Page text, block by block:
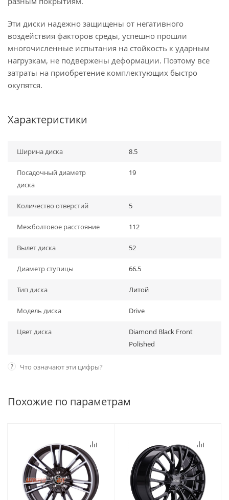
Эти диски надежно защищены от негативного
воздействия факторов среды, успешно прошли
многочисленные испытания на стойкость к ударным
нагрузкам, не подвержены деформации. Поэтому все
затраты на приобретение комплектующих быстро
окупятся.
Характеристики
Ширина диска 8.5
Посадочный диаметр
диска
19
Количество отверстий 5
Межболтовое расстояние 112
Вылет диска 52
Диаметр ступицы 66.5
Тип диска Литой
Модель диска Drive
Цвет диска
Diamond Black Front
Polished
? Что означают эти цифры?
Похожие по параметрам